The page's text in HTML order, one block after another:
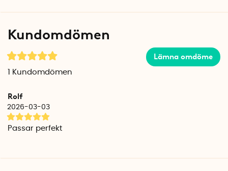
redo när det är dags att byta.
Specifikationer
Antal: 40 st
Material: Polyeten
Storlekskod: J
Kundomdömen
Lämna omdöme
Kundomdömen
Rolf
2026-03-03
Passar perfekt